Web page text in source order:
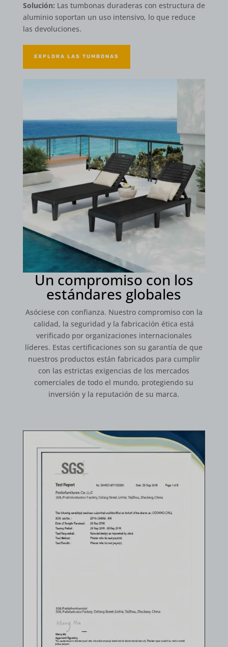
Solución: Las tumbonas duraderas con estructura de
aluminio soportan un uso intensivo, lo que reduce
las devoluciones.
EXPLORA LAS TUMBONAS
Un compromiso con los
estándares globales
Asóciese con confianza. Nuestro compromiso con la
calidad, la seguridad y la fabricación ética está
verificado por organizaciones internacionales
líderes. Estas certificaciones son su garantía de que
nuestros productos están fabricados para cumplir
con las estrictas exigencias de los mercados
comerciales de todo el mundo, protegiendo su
inversión y la reputación de su marca.